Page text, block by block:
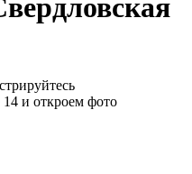
и откроем фото